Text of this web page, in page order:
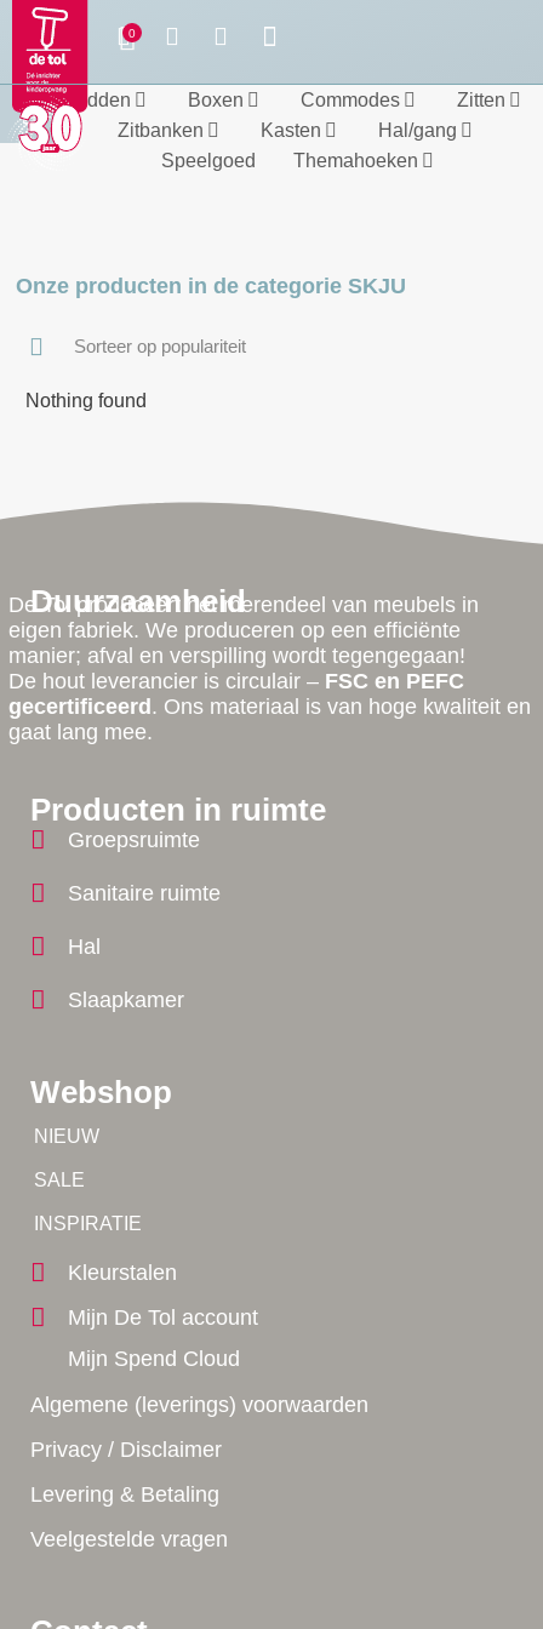
Bedden Boxen Commodes
Zitten
Zitbanken
Kasten
Hal/gang
Speelgoed
Themahoeken
Onze producten in de categorie SKJU
Nothing found
Webshop
NIEUW
SALE
INSPIRATIE
Kleurstalen
Mijn De Tol account
Mijn Spend Cloud
Algemene (leverings) voorwaarden
Privacy / Disclaimer
Levering & Betaling
Veelgestelde vragen
Producten in ruimte
Groepsruimte
Sanitaire ruimte
Hal
Slaapkamer
Duurzaamheid
De Tol produceert het merendeel van meubels in
eigen fabriek. We produceren op een efficiënte
manier; afval en verspilling wordt tegengegaan!
De hout leverancier is circulair – FSC en PEFC
gecertificeerd. Ons materiaal is van hoge kwaliteit en
gaat lang mee.